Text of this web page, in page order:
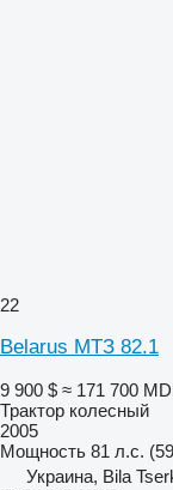
22
Belarus МТЗ 82.1
9 900 $ ≈ 171 700
Трактор колесный
2005
Мощность 81 л.с.
Украина, Bila